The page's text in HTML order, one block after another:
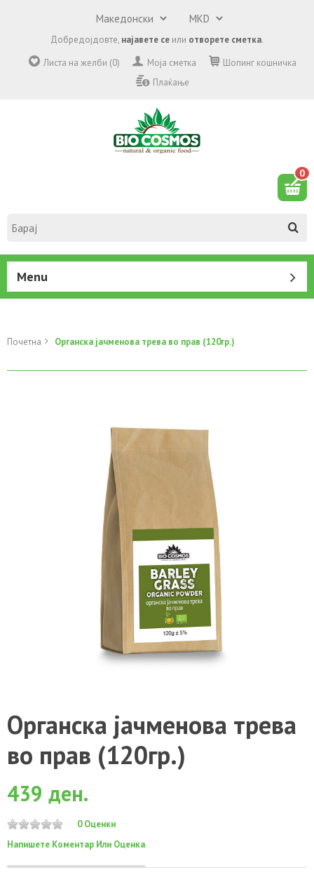
Добредојдовте, најавете се или отворете сметка.
Листа на желби (0)
Моја сметка
Шопинг кошничка
Плаќање
0
Menu
Почетна Органска јачменова трева во прав (120гр.)
Органска јачменова трева
во прав (120гр.)
439 ден.
0 Оценки
Напишете Коментар Или Оценка